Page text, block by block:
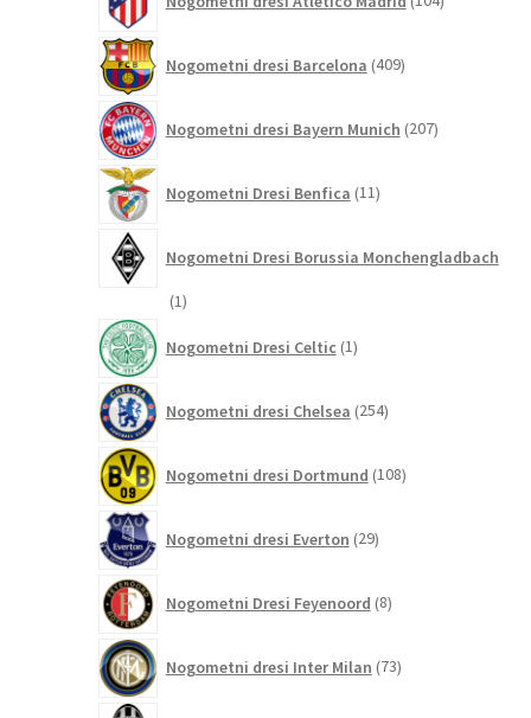
izdelki
Nogometni dresi Barcelona 409izdelkov
Nogometni dresi Bayern Munich 207izdelkov
Nogometni Dresi Benfica 11izdelkov
Nogometni Dresi Borussia Monchengladbach
11
Nogometni Dresi Celtic 1izdelek
Nogometni dresi Chelsea 254izdelkov
Nogometni dresi Dortmund 108izdelkov
Nogometni dresi Everton 29izdelkov
Nogometni Dresi Feyenoord 8izdelkov
Nogometni dresi Inter Milan 73izdelkov